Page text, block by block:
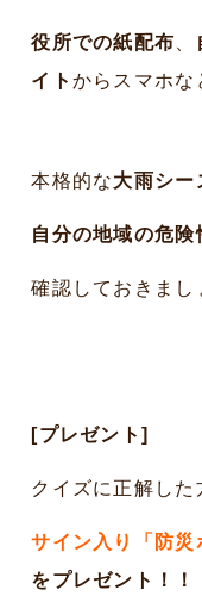
役所での紙配布
イト からスマホな
本格的な大雨シー
自分の地域の危険
確認しておきまし
[プレゼント]
クイズに正解した
サイン入り「防災
をプレゼント！！